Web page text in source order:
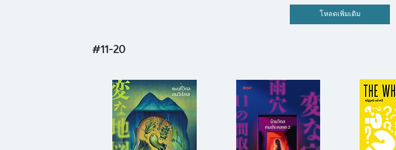
โหลดเพิ่มเติม
#11-20